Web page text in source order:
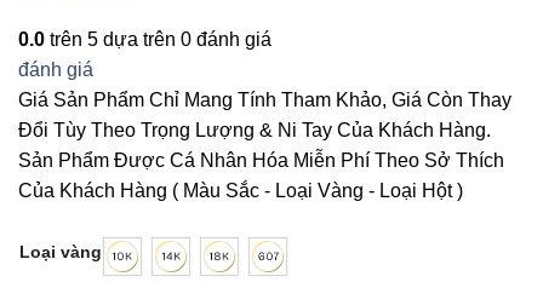
0.0 trên 5 dựa trên 0 đánh giá
đánh giá
Giá Sản Phẩm Chỉ Mang Tính Tham Khảo, Giá Còn Thay
Đổi Tùy Theo Trọng Lượng & Ni Tay Của Khách Hàng.
Sản Phẩm Được Cá Nhân Hóa Miễn Phí Theo Sở Thích
Của Khách Hàng ( Màu Sắc - Loại Vàng - Loại Hột )
Loại vàng